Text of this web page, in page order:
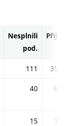
Nesplnili
pod.
Přijati
111 3585
40 856
15 105